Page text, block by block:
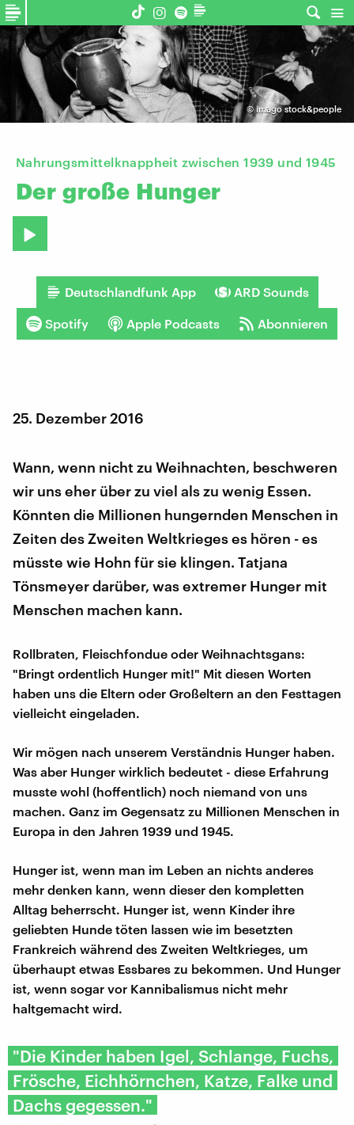
©imago stock&people
Nahrungsmittelknappheit zwischen 1939 und 1945
Der große Hunger
Deutschlandfunk App ARD Sounds
Spotify Apple Podcasts Abonnieren
25. Dezember 2016
Wann, wenn nicht zu Weihnachten, beschweren
wir uns eher über zu viel als zu wenig Essen.
Könnten die Millionen hungernden Menschen in
Zeiten des Zweiten Weltkrieges es hören - es
müsste wie Hohn für sie klingen. Tatjana
Tönsmeyer darüber, was extremer Hunger mit
Menschen machen kann.
Rollbraten, Fleischfondue oder Weihnachtsgans:
"Bringt ordentlich Hunger mit!" Mit diesen Worten
haben uns die Eltern oder Großeltern an den Festtagen
vielleicht eingeladen.
Wir mögen nach unserem Verständnis Hunger haben.
Was aber Hunger wirklich bedeutet - diese Erfahrung
musste wohl (hoffentlich) noch niemand von uns
machen. Ganz im Gegensatz zu Millionen Menschen in
Europa in den Jahren 1939 und 1945.
Hunger ist, wenn man im Leben an nichts anderes
mehr denken kann, wenn dieser den kompletten
Alltag beherrscht. Hunger ist, wenn Kinder ihre
geliebten Hunde töten lassen wie im besetzten
Frankreich während des Zweiten Weltkrieges, um
überhaupt etwas Essbares zu bekommen. Und Hunger
ist, wenn sogar vor Kannibalismus nicht mehr
haltgemacht wird.
"Die Kinder haben Igel, Schlange, Fuchs,
Frösche, Eichhörnchen, Katze, Falke und
Dachs gegessen."